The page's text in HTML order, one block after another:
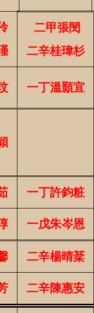
二甲張閔
二辛桂瑋杉
一丁溫顥宜
一丁許鈞粧
一戊朱岑恩
二辛楊晴棻
二辛陳惠安